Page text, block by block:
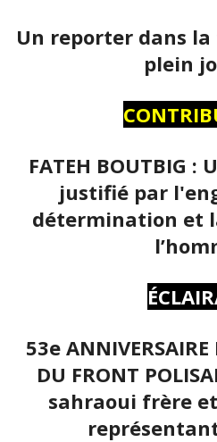
Un reporter dans
plein
FATEH BOUTBIG
justifié par
détermination et
53e ANNIVERSAIRE
DU FRONT
sahraoui frère